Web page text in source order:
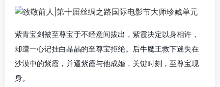
紫青宝剑被至尊宝于不经意间拔出，紫霞决定以身相许，
却遭一心记挂白晶晶的至尊宝拒绝。后牛魔王救下迷失在
沙漠中的紫霞，并逼紫霞与他成婚，关键时刻，至尊宝现
身。